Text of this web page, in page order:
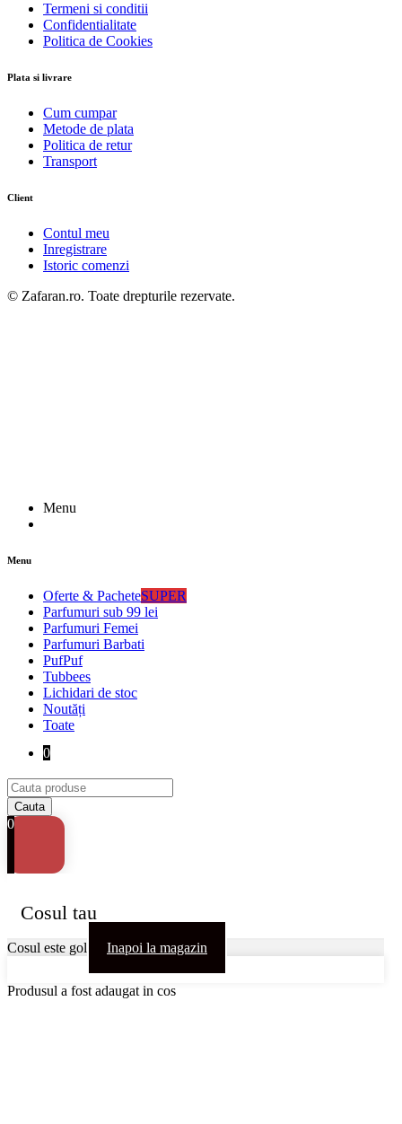
Termeni si conditii
Confidentialitate
Politica de Cookies
Plata si livrare
Cum cumpar
Metode de plata
Politica de retur
Transport
Client
Contul meu
Inregistrare
Istoric comenzi
© Zafaran.ro. Toate drepturile rezervate.
Menu
Menu
Oferte & PacheteSUPER
Parfumuri sub 99 lei
Parfumuri Femei
Parfumuri Barbati
PufPuf
Tubbees
Lichidari de stoc
Noutăți
Toate
0
0
Cosul tau
Cosul este gol Inapoi la magazin
Produsul a fost adaugat in cos